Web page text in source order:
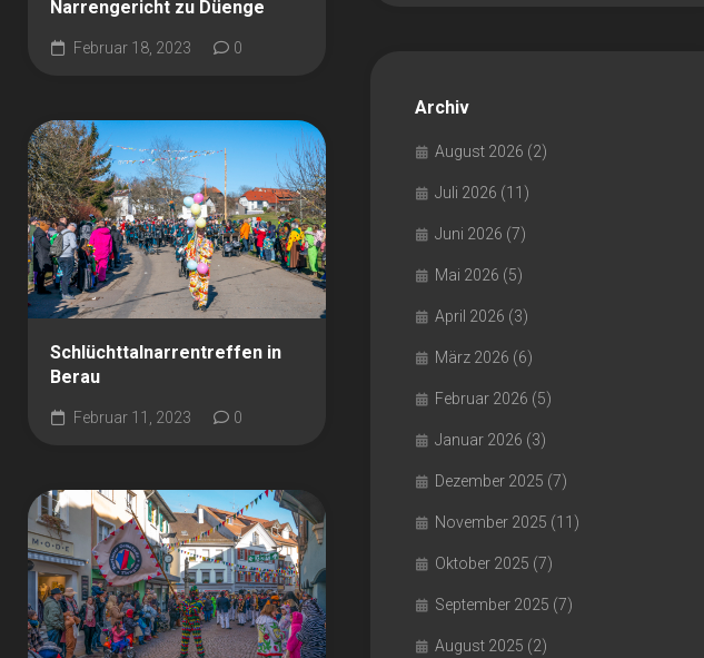
Narrengericht zu Düenge
Februar 18, 2023 0
Schlüchttalnarrentreffen in
Berau
Februar 11, 2023 0
Archiv
August 2026 (2)
Juli 2026 (11)
Juni 2026 (7)
Mai 2026 (5)
April 2026 (3)
März 2026 (6)
Februar 2026 (5)
Januar 2026 (3)
Dezember 2025 (7)
November 2025 (11)
Oktober 2025 (7)
September 2025 (7)
August 2025 (2)